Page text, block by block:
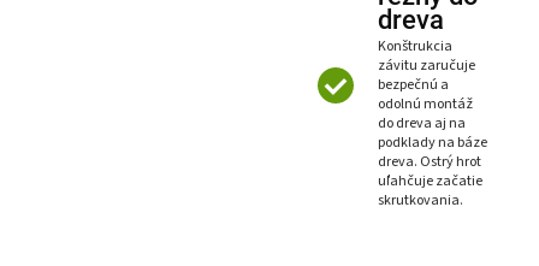
dreva
Konštrukcia
závitu zaručuje
bezpečnú a
odolnú montáž
do dreva aj na
podklady na báze
dreva. Ostrý hrot
uľahčuje začatie
skrutkovania.